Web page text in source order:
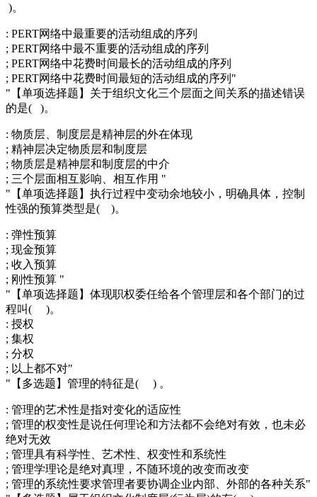
)。
: PERT网络中最重要的活动组成的序列
; PERT网络中最不重要的活动组成的序列
; PERT网络中花费时间最长的活动组成的序列
; PERT网络中花费时间最短的活动组成的序列"
"【单项选择题】关于组织文化三个层面之间关系的描述错误
的是( )。
: 物质层、制度层是精神层的外在体现
; 精神层决定物质层和制度层
; 物质层是精神层和制度层的中介
; 三个层面相互影响、相互作用 "
"【单项选择题】执行过程中变动余地较小，明确具体，控制
性强的预算类型是( )。
: 弹性预算
; 现金预算
; 收入预算
; 刚性预算 "
"【单项选择题】体现职权委任给各个管理层和各个部门的过
程叫( )。
: 授权
; 集权
; 分权
; 以上都不对"
"【多选题】管理的特征是( ) 。
: 管理的艺术性是指对变化的适应性
; 管理的权变性是说任何理论和方法都不会绝对有效，也未必
绝对无效
; 管理具有科学性、艺术性、权变性和系统性
; 管理学理论是绝对真理，不随环境的改变而改变
; 管理的系统性要求管理者要协调企业内部、外部的各种关系"